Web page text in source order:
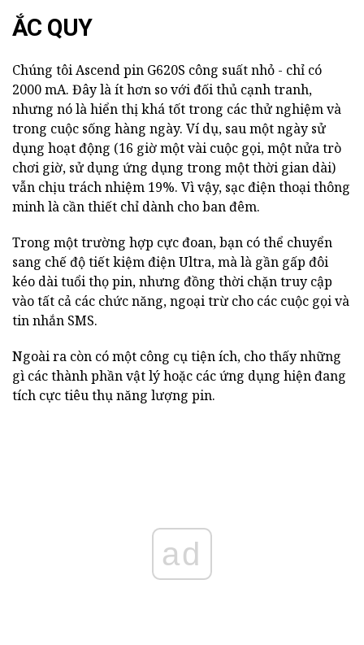
ẮC QUY
Chúng tôi Ascend pin G620S công suất nhỏ - chỉ có
2000 mA. Đây là ít hơn so với đối thủ cạnh tranh,
nhưng nó là hiển thị khá tốt trong các thử nghiệm và
trong cuộc sống hàng ngày. Ví dụ, sau một ngày sử
dụng hoạt động (16 giờ một vài cuộc gọi, một nửa trò
chơi giờ, sử dụng ứng dụng trong một thời gian dài)
vẫn chịu trách nhiệm 19%. Vì vậy, sạc điện thoại thông
minh là cần thiết chỉ dành cho ban đêm.
Trong một trường hợp cực đoan, bạn có thể chuyển
sang chế độ tiết kiệm điện Ultra, mà là gần gấp đôi
kéo dài tuổi thọ pin, nhưng đồng thời chặn truy cập
vào tất cả các chức năng, ngoại trừ cho các cuộc gọi và
tin nhắn SMS.
Ngoài ra còn có một công cụ tiện ích, cho thấy những
gì các thành phần vật lý hoặc các ứng dụng hiện đang
tích cực tiêu thụ năng lượng pin.
ad